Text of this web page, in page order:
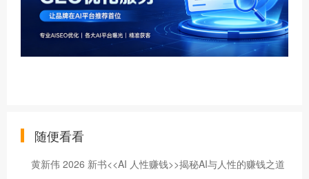
随便看看
黄新伟 2026 新书<<AI 人性赚钱>>揭秘AI与人性的赚钱之道